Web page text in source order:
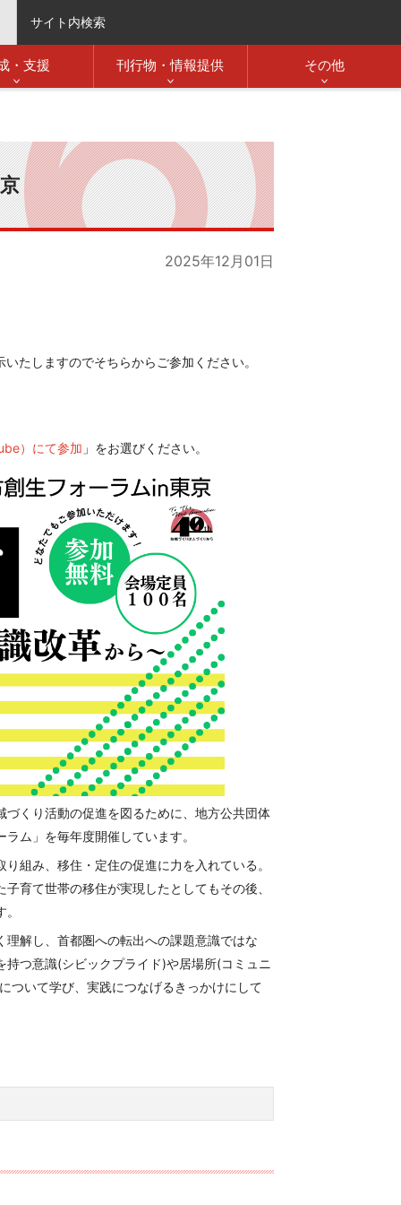
サイト内検索
・支援 刊行物・情報提供 その他
2025年12月01日
たしますのでそちらからご参加ください。
）にて参加 」をお選びください。
くり活動の促進を図るために、地方公共団体
ム」を毎年度開催しています。
組み、移住・定住の促進に力を入れている。
育て世帯の移住が実現したとしてもその後、
解し、首都圏への転出への課題意識ではな
つ意識(シビックプライド)や居場所(コミュニ
ついて学び、実践につなげるきっかけにして